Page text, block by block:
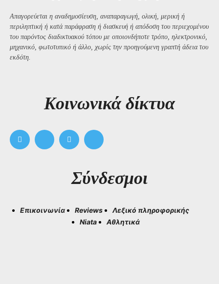
Απαγορεύεται η αναδημοσίευση, αναπαραγωγή, ολική, μερική ή
περιληπτική ή κατά παράφραση ή διασκευή ή απόδοση του περιεχομένου
του παρόντος διαδικτυακού τόπου με οποιονδήποτε τρόπο, ηλεκτρονικό,
μηχανικό, φωτοτυπικό ή άλλο, χωρίς την προηγούμενη γραπτή άδεια του
εκδότη.
Kοινωνικά δίκτυα
Σύνδεσμοι
Επικοινωνία Reviews
Λεξικό πληροφορικής
Niata
Αθλητικά